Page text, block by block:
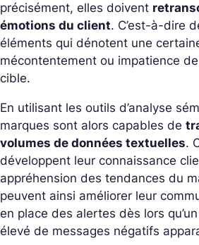
précisément, elles doivent r
émotions du client. C’est-à-dire
éléments qui dénotent une
mécontentement ou impatience
cible.
En utilisant les outils d’analyse
marques sont alors capables de
volumes de données textuelles.
développent leur connaissance
appréhension des tendances du
peuvent ainsi améliorer leur
en place des alertes dès lors
élevé de messages négatifs